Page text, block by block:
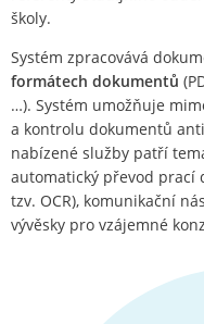
školy.
Systém zpracovává
formátech dokumentů
…). Systém umožňuje
a kontrolu dokumentů
nabízené služby patří
automatický převod prací
tzv. OCR), komunikační
vývěsky pro vzájemné